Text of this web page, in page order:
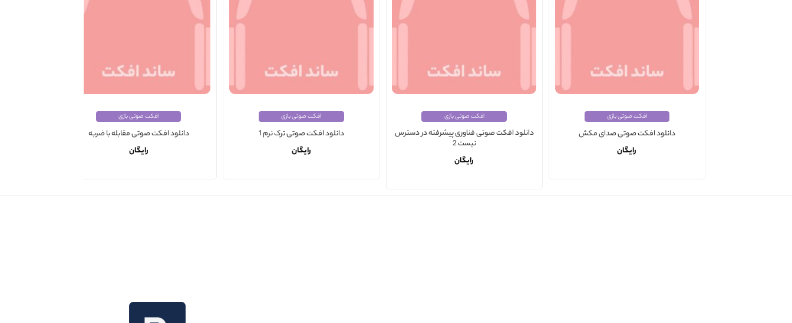
افکت صوتی بازی
دانلود افکت صوتی صدای مکش
رایگان
افکت صوتی بازی
دانلود افکت صوتی فناوری پیشرفته در دسترس
نیست 2
رایگان
افکت صوتی بازی
دانلود افکت صوتی ترک نرم 1
رایگان
افکت صوتی بازی
دانلود افکت صوتی مقابله با ضربه
رایگان